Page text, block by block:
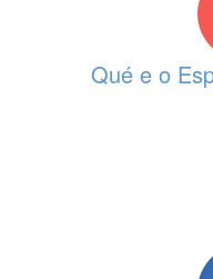
Qué e o